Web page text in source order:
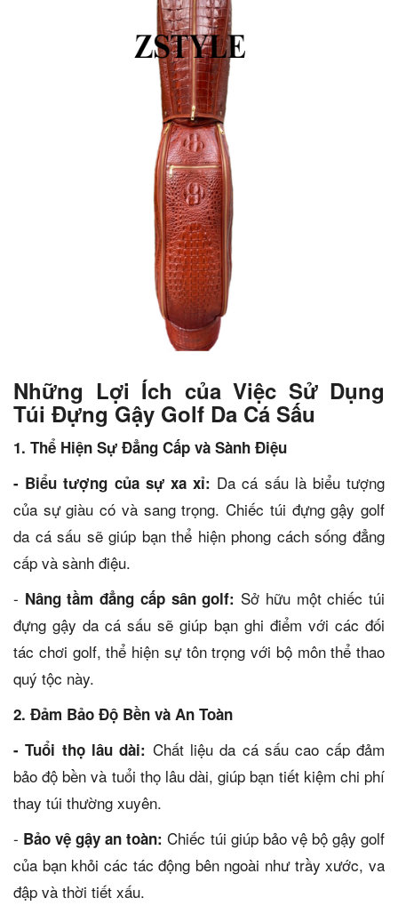
Những Lợi Ích của Việc Sử Dụng
Túi Đựng Gậy Golf Da Cá Sấu
1. Thể Hiện Sự Đẳng Cấp và Sành Điệu
- Biểu tượng của sự xa xỉ: Da cá sấu là biểu tượng
của sự giàu có và sang trọng. Chiếc túi đựng gậy golf
da cá sấu sẽ giúp bạn thể hiện phong cách sống đẳng
cấp và sành điệu.
- Nâng tầm đẳng cấp sân golf: Sở hữu một chiếc túi
đựng gậy da cá sấu sẽ giúp bạn ghi điểm với các đối
tác chơi golf, thể hiện sự tôn trọng với bộ môn thể thao
quý tộc này.
2. Đảm Bảo Độ Bền và An Toàn
- Tuổi thọ lâu dài: Chất liệu da cá sấu cao cấp đảm
bảo độ bền và tuổi thọ lâu dài, giúp bạn tiết kiệm chi phí
thay túi thường xuyên.
- Bảo vệ gậy an toàn: Chiếc túi giúp bảo vệ bộ gậy golf
của bạn khỏi các tác động bên ngoài như trầy xước, va
đập và thời tiết xấu.